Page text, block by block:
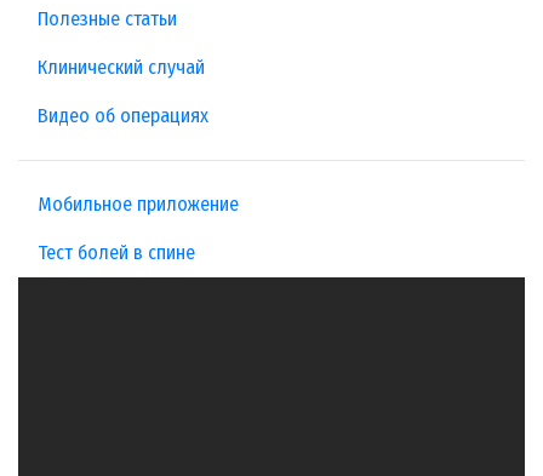
Полезные статьи
Клинический случай
Видео об операциях
Мобильное приложение
Тест болей в спине